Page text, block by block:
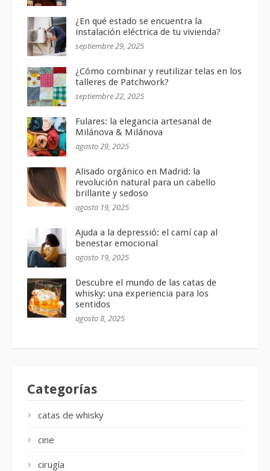
¿En qué estado se encuentra la
instalación eléctrica de tu vivienda?
septiembre 29, 2025
¿Cómo combinar y reutilizar telas en los
talleres de Patchwork?
septiembre 22, 2025
Fulares: la elegancia artesanal de
Milánova & Milánova
agosto 29, 2025
Alisado orgánico en Madrid: la
revolución natural para un cabello
brillante y sedoso
agosto 19, 2025
Ajuda a la depressió: el camí cap al
benestar emocional
agosto 19, 2025
Descubre el mundo de las catas de
whisky: una experiencia para los
sentidos
agosto 8, 2025
Categorías
catas de whisky
cine
cirugía